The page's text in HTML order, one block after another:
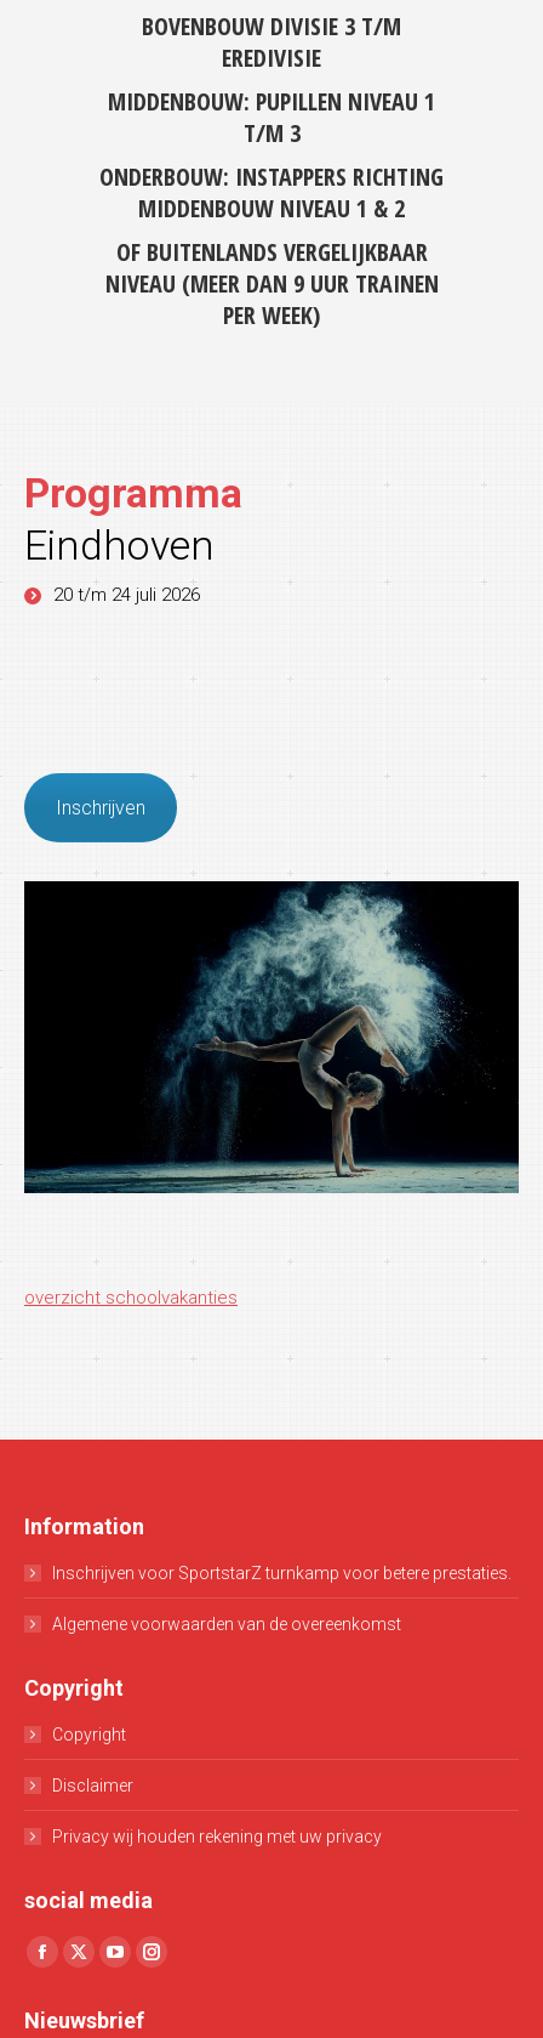
BOVENBOUW DIVISIE 3 T/M
EREDIVISIE
MIDDENBOUW: PUPILLEN NIVEAU 1
T/M 3
ONDERBOUW: INSTAPPERS RICHTING
MIDDENBOUW NIVEAU 1 & 2
OF BUITENLANDS VERGELIJKBAAR
NIVEAU (MEER DAN 9 UUR TRAINEN
PER WEEK)
Programma
Eindhoven
20 t/m 24 juli 2026
Inschrijven
overzicht schoolvakanties
Information
Inschrijven voor SportstarZ turnkamp voor betere prestaties.
Algemene voorwaarden van de overeenkomst
Copyright
Copyright
Disclaimer
Privacy wij houden rekening met uw privacy
social media
Vind ons op:
Facebook
opens
X
opens
YouTube
opens
Instagram
Nieuwsbrief